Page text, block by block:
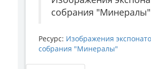
собрания "Минералы"
Ресурс: Изображения
собрания "Минералы"